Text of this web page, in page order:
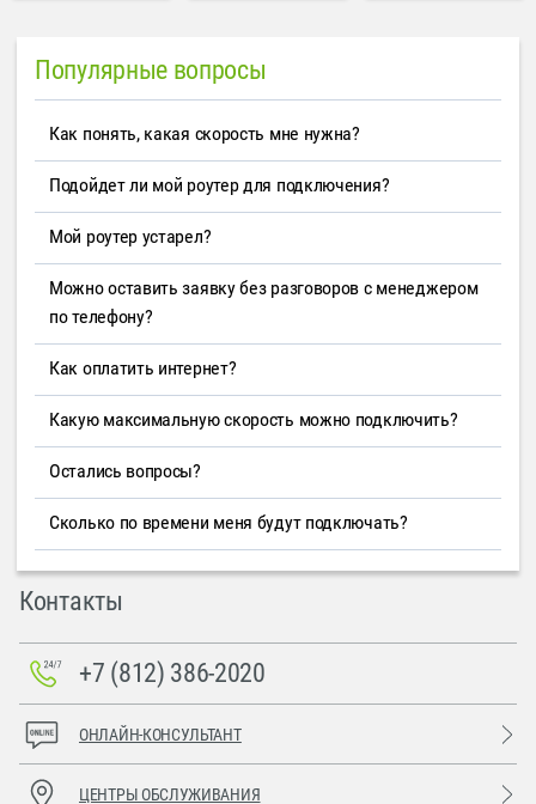
Популярные вопросы
Как понять, какая скорость мне нужна?
Подойдет ли мой роутер для подключения?
Мой роутер устарел?
Можно оставить заявку без разговоров с менеджером
по телефону?
Как оплатить интернет?
Какую максимальную скорость можно подключить?
Остались вопросы?
Сколько по времени меня будут подключать?
Контакты
+7 (812) 386-2020
ОНЛАЙН-КОНСУЛЬТАНТ
ЦЕНТРЫ ОБСЛУЖИВАНИЯ